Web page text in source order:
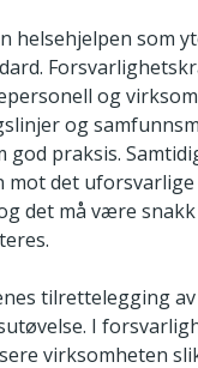
helsehjelpen som
og
og
praksis.
det uforsvarlige
det må være
tilrettelegging av
I
virksomheten